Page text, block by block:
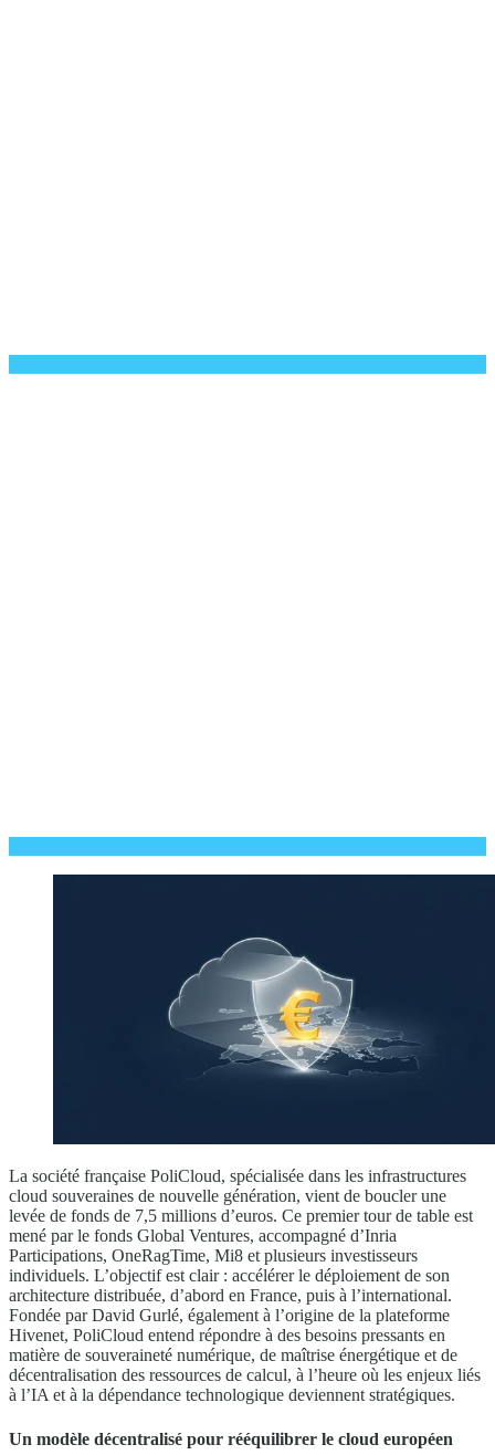
La société française PoliCloud, spécialisée dans les infrastructures
cloud souveraines de nouvelle génération, vient de boucler une
levée de fonds de 7,5 millions d’euros. Ce premier tour de table est
mené par le fonds Global Ventures, accompagné d’Inria
Participations, OneRagTime, Mi8 et plusieurs investisseurs
individuels. L’objectif est clair : accélérer le déploiement de son
architecture distribuée, d’abord en France, puis à l’international.
Fondée par David Gurlé, également à l’origine de la plateforme
Hivenet, PoliCloud entend répondre à des besoins pressants en
matière de souveraineté numérique, de maîtrise énergétique et de
décentralisation des ressources de calcul, à l’heure où les enjeux liés
à l’IA et à la dépendance technologique deviennent stratégiques.
Un modèle décentralisé pour rééquilibrer le cloud européen